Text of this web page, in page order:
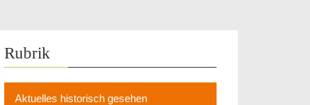
Rubrik
Aktuelles historisch gesehen